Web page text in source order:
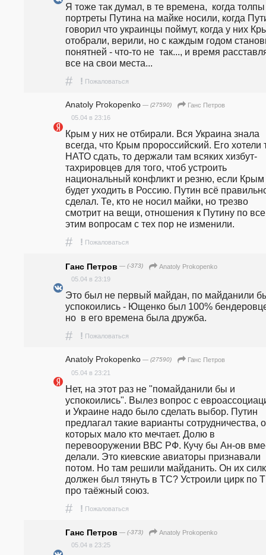
Я тоже так думал, в те времена,  когда толпы
портреты Путина на майке носили, когда
говорил что украинцы поймут, когда у них
отобрали, верили, но с каждым годом
понятней - что-то не  так..., и время
все на свои места...
# ! Пожаловаться
Anatoly Prokopenko — (27590)
Ганс Петров
05.04 в 23:16
Крым у них не отбирали. Вся Украина знала
всегда, что Крым пророссийский. Его хотели
НАТО сдать, то держали там всяких хизбут-
тахрировцев для того, чтоб устроить
национальный конфликт и резню, если Крым
будет уходить в Россию. Путин всё
сделал. Те, кто не носил майки, но трезво
смотрит на вещи, отношения к Путину по
этим вопросам с тех пор не изменили.
# ! Пожаловаться
Ганс Петров — (-373)
Anatoly Prokopenko
05.04 в 23:19
Это был не первый майдан, по майданили
успокоились - Ющенко был 100%
но  в его времена была дружба.
# ! Пожаловаться
Anatoly Prokopenko — (27590)
Ганс Петров
05.04 в 23:21
Нет, на этот раз не "помайданили бы и
успокоились". Вылез вопрос с
и Украине надо было cделать выбор. Путин
предлагал такие варианты сотрудничества, о
которых мало кто мечтает. Долю в
перевооружении ВВС РФ. Кучу бы Ан-ов
делали. Это киевские авиаторы признавали
потом. Но там решили майданить. Он их
должен был тянуть в ТС? Устроили цирк по
про таёжный союз.
# ! Пожаловаться
Ганс Петров — (-373)
Anatoly Prokopenko
05.04 в 23:25